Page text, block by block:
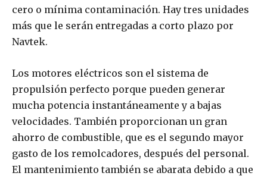
cero o mínima contaminación. Hay tres unidades
más que le serán entregadas a corto plazo por
Navtek.
Los motores eléctricos son el sistema de
propulsión perfecto porque pueden generar
mucha potencia instantáneamente y a bajas
velocidades. También proporcionan un gran
ahorro de combustible, que es el segundo mayor
gasto de los remolcadores, después del personal.
El mantenimiento también se abarata debido a que